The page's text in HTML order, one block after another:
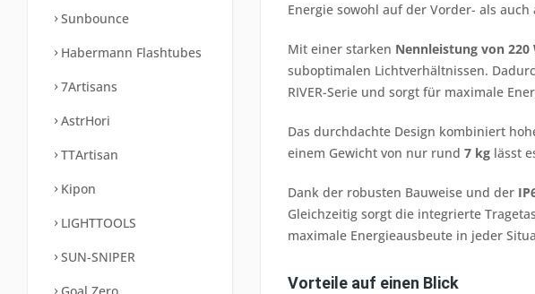
Sunbounce
Habermann Flashtubes
7Artisans
AstrHori
TTArtisan
Kipon
LIGHTTOOLS
SUN-SNIPER
Energie sowohl auf der Vorder- als
Mit einer starken Nennleistung von 220
suboptimalen Lichtverhältnissen.
RIVER-Serie und sorgt für maximale
Das durchdachte Design kombiniert
einem Gewicht von nur rund 7 kg lässt
Dank der robusten Bauweise und der
Gleichzeitig sorgt die integrierte
maximale Energieausbeute in jeder
Vorteile auf einen Blick